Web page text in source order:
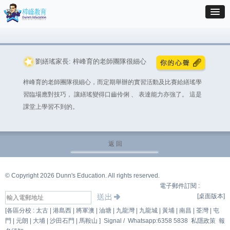
劉繕瑤家長: 梓峰育的老師團隊很細心
梓峰育的老師團隊很細心，而定期舉辦的實習活動及比賽給繕瑤學
習臨場應對技巧， 讓繕瑤變得口齒伶俐 、 表達能力亦強了。 這是
課堂上學習不到的。
返 回
© Copyright 2026 Dunn's Education. All rights reserved.
電子郵件訂閱 :
[桌面版本]
[各區分校 : 太古 | 港島西 | 將軍澳 | 油塘 | 九龍灣 | 九龍城 | 黃埔 | 南昌 | 荃灣 | 屯
門 | 元朗 | 大埔 | 沙田石門 | 馬鞍山 ] Signal / Whatsapp:6358 5838 私隱政策 報